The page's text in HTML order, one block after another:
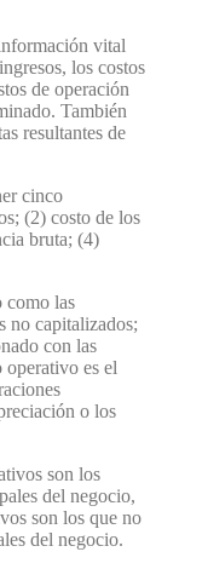
vital
los costos
de operación
También
resultantes de
cinco
(2) costo de los
bruta; (4)
como las
no capitalizados;
con las
operativo es el
o los
son los
del negocio,
son los que no
del negocio.